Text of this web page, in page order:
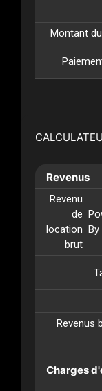
Montant
Revenus
Revenu
de
location
brut
By
Revenus
Charges